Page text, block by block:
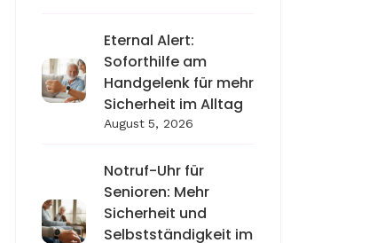
Eternal Alert:
Soforthilfe am
Handgelenk für mehr
Sicherheit im Alltag
August 5, 2026
Notruf-Uhr für
Senioren: Mehr
Sicherheit und
Selbstständigkeit im